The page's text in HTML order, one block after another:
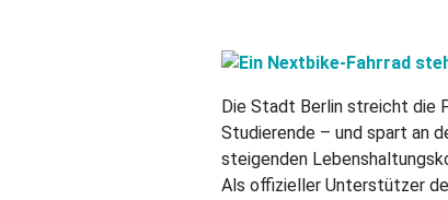
Die Stadt Berlin streicht die
Studierende – und spart an
steigenden
Als offizieller Unterstützer